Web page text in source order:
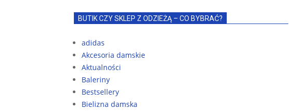
BUTIK CZY SKLEP Z ODZIEŻĄ – CO BYBRAĆ?
adidas
Akcesoria damskie
Aktualności
Baleriny
Bestsellery
Bielizna damska